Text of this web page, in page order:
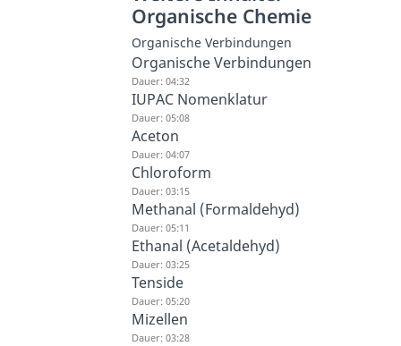
Organische Chemie
Organische Verbindungen
Organische Verbindungen
Dauer: 04:32
IUPAC Nomenklatur
Dauer: 05:08
Aceton
Dauer: 04:07
Chloroform
Dauer: 03:15
Methanal (Formaldehyd)
Dauer: 05:11
Ethanal (Acetaldehyd)
Dauer: 03:25
Tenside
Dauer: 05:20
Mizellen
Dauer: 03:28